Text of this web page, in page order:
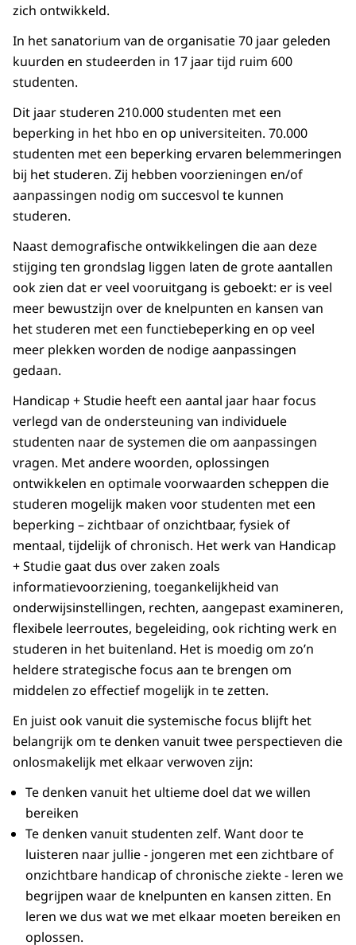
zich ontwikkeld.
In het sanatorium van de organisatie 70 jaar geleden
kuurden en studeerden in 17 jaar tijd ruim 600
studenten.
Dit jaar studeren 210.000 studenten met een
beperking in het hbo en op universiteiten. 70.000
studenten met een beperking ervaren belemmeringen
bij het studeren. Zij hebben voorzieningen en/of
aanpassingen nodig om succesvol te kunnen
studeren.
Naast demografische ontwikkelingen die aan deze
stijging ten grondslag liggen laten de grote aantallen
ook zien dat er veel vooruitgang is geboekt: er is veel
meer bewustzijn over de knelpunten en kansen van
het studeren met een functiebeperking en op veel
meer plekken worden de nodige aanpassingen
gedaan.
Handicap + Studie heeft een aantal jaar haar focus
verlegd van de ondersteuning van individuele
studenten naar de systemen die om aanpassingen
vragen. Met andere woorden, oplossingen
ontwikkelen en optimale voorwaarden scheppen die
studeren mogelijk maken voor studenten met een
beperking – zichtbaar of onzichtbaar, fysiek of
mentaal, tijdelijk of chronisch. Het werk van Handicap
+ Studie gaat dus over zaken zoals
informatievoorziening, toegankelijkheid van
onderwijsinstellingen, rechten, aangepast examineren,
flexibele leerroutes, begeleiding, ook richting werk en
studeren in het buitenland. Het is moedig om zo’n
heldere strategische focus aan te brengen om
middelen zo effectief mogelijk in te zetten.
En juist ook vanuit die systemische focus blijft het
belangrijk om te denken vanuit twee perspectieven die
onlosmakelijk met elkaar verwoven zijn:
Te denken vanuit het ultieme doel dat we willen
bereiken
Te denken vanuit studenten zelf. Want door te
luisteren naar jullie - jongeren met een zichtbare of
onzichtbare handicap of chronische ziekte - leren we
begrijpen waar de knelpunten en kansen zitten. En
leren we dus wat we met elkaar moeten bereiken en
oplossen.